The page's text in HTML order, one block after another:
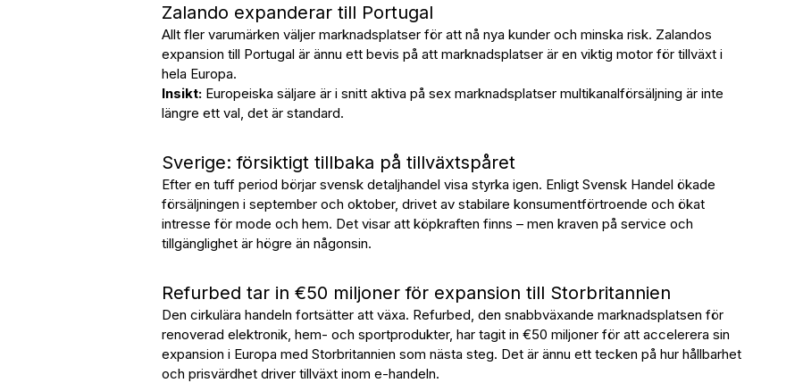
Zalando expanderar till Portugal
Allt fler varumärken väljer marknadsplatser för att nå nya kunder och minska risk. Zalandos
expansion till Portugal är ännu ett bevis på att marknadsplatser är en viktig motor för tillväxt i
hela Europa.
Insikt: Europeiska säljare är i snitt aktiva på sex marknadsplatser multikanalförsäljning är inte
längre ett val, det är standard.
Sverige: försiktigt tillbaka på tillväxtspåret
Efter en tuff period börjar svensk detaljhandel visa styrka igen. Enligt Svensk Handel ökade
försäljningen i september och oktober, drivet av stabilare konsumentförtroende och ökat
intresse för mode och hem. Det visar att köpkraften finns – men kraven på service och
tillgänglighet är högre än någonsin.
Refurbed tar in €50 miljoner för expansion till Storbritannien
Den cirkulära handeln fortsätter att växa. Refurbed, den snabbväxande marknadsplatsen för
renoverad elektronik, hem- och sportprodukter, har tagit in €50 miljoner för att accelerera sin
expansion i Europa med Storbritannien som nästa steg. Det är ännu ett tecken på hur hållbarhet
och prisvärdhet driver tillväxt inom e-handeln.